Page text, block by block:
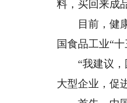
料，买回来成
目前，健康
国食品工业“
“我建议，国
大型企业，促